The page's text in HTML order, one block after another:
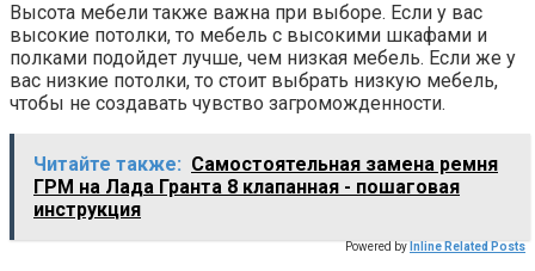
Высота мебели также важна при выборе. Если у вас
высокие потолки, то мебель с высокими шкафами и
полками подойдет лучше, чем низкая мебель. Если же у
вас низкие потолки, то стоит выбрать низкую мебель,
чтобы не создавать чувство загроможденности.
Читайте также: Самостоятельная замена ремня
ГРМ на Лада Гранта 8 клапанная - пошаговая
инструкция
Powered by Inline Related Posts